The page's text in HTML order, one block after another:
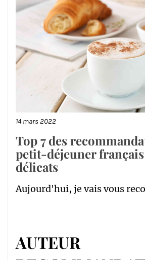
14 mars 2022
Top 7 des
petit-déjeuner
délicats
Aujourd'hui, je vais vous
AUTEUR